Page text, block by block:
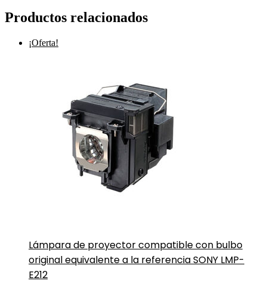
Productos relacionados
¡Oferta!
Lámpara de proyector compatible con bulbo
original equivalente a la referencia SONY LMP-
E212